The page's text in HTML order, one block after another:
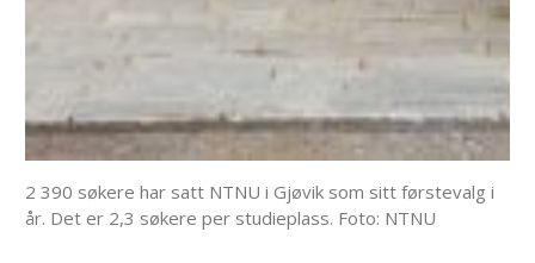
2 390 søkere har satt NTNU i Gjøvik som sitt førstevalg i
år. Det er 2,3 søkere per studieplass. Foto: NTNU